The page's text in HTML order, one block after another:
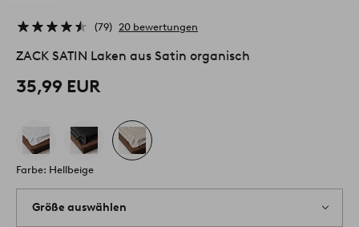
79 20 bewertungen
ZACK SATIN Laken aus Satin organisch
35,99 EUR
Farbe: Hellbeige
Größe auswählen